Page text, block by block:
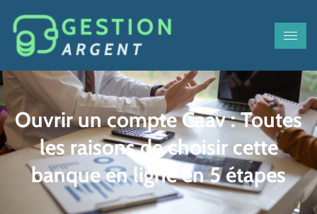
Ouvrir un compte Caav : Toutes
les raisons de choisir cette
banque en ligne en 5 étapes